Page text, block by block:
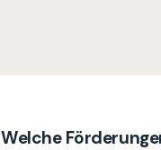
Welche